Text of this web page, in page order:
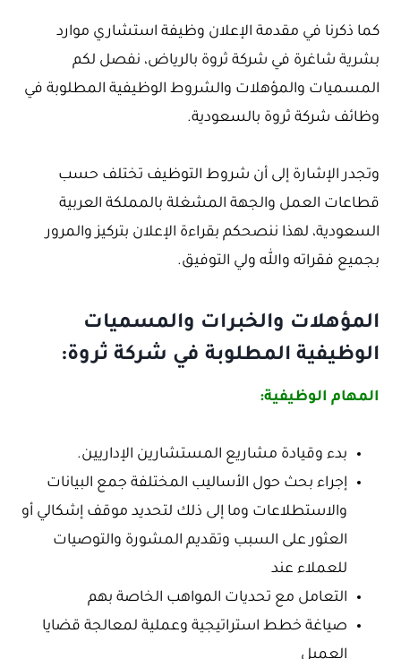
كما ذكرنا في مقدمة الإعلان وظيفة استشاري موارد
بشرية شاغرة في شركة ثروة بالرياض، نفصل لكم
المسميات والمؤهلات والشروط الوظيفية المطلوبة في
وظائف شركة ثروة بالسعودية.
وتجدر الإشارة إلى أن شروط التوظيف تختلف حسب
قطاعات العمل والجهة المشغلة بالمملكة العربية
السعودية، لهذا ننصحكم بقراءة الإعلان بتركيز والمرور
بجميع فقراته والله ولي التوفيق.
المؤهلات والخبرات والمسميات
الوظيفية المطلوبة في شركة ثروة:
المهام الوظيفية:
بدء وقيادة مشاريع المستشارين الإداريين.
إجراء بحث حول الأساليب المختلفة جمع البيانات
والاستطلاعات وما إلى ذلك لتحديد موقف إشكالي أو
العثور على السبب وتقديم المشورة والتوصيات
للعملاء عند
التعامل مع تحديات المواهب الخاصة بهم
صياغة خطط استراتيجية وعملية لمعالجة قضايا
العميل